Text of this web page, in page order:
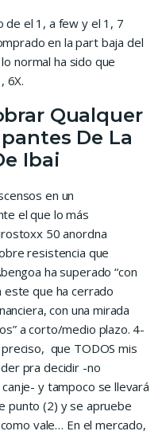
de el 1, a few y el 1, 7
en la part baja del
normal ha sido que
6X.
Qualquer
De La
Ibai
en un
el que lo más
50 anordna
resistencia que
ha superado “con
este que ha cerrado
con una mirada
a corto/medio plazo. 4-
que TODOS mis
pra decidir -no
y tampoco se llevará
punto (2) y se apruebe
vale… En el mercado,